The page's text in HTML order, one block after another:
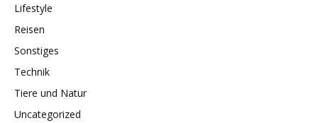
Lifestyle
Reisen
Sonstiges
Technik
Tiere und Natur
Uncategorized